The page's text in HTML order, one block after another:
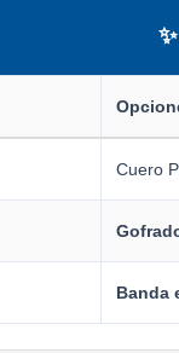
Cuero
Banda